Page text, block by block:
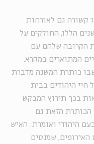
קשורה גם לאורחות
הללו, החולקים על
הקרובה שלהם עם
המתוארים במקרא.
כותרת המשנה מדברת
חיי היהודים בבית
בכך תירוץ המבקש
הכותרת הזאת גם
היהודי ואומרת: האיש
האירופים, שמנסים